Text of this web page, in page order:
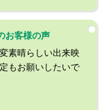
お客様の声
素晴らしい出来映
もお願いしたいで